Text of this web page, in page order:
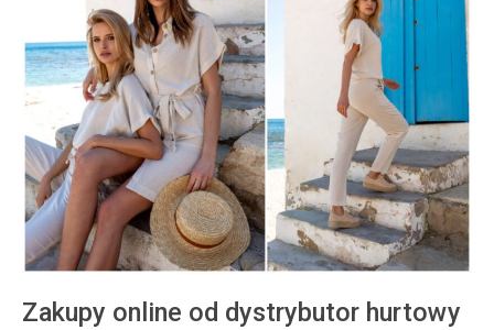
Zakupy online od dystrybutor hurtowy